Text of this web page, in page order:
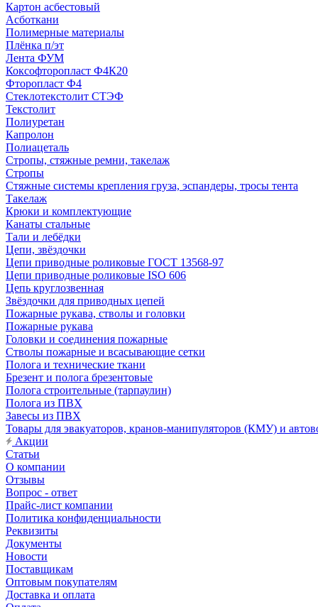
Картон асбестовый
Асботкани
Полимерные материалы
Плёнка п/эт
Лента ФУМ
Коксофторопласт Ф4К20
Фторопласт Ф4
Стеклотекстолит СТЭФ
Текстолит
Полиуретан
Капролон
Полиацеталь
Стропы, стяжные ремни, такелаж
Стропы
Стяжные системы крепления груза, эспандеры, тросы тента
Такелаж
Крюки и комплектующие
Канаты стальные
Тали и лебёдки
Цепи, звёздочки
Цепи приводные роликовые ГОСТ 13568-97
Цепи приводные роликовые ISO 606
Цепь круглозвенная
Звёздочки для приводных цепей
Пожарные рукава, стволы и головки
Пожарные рукава
Головки и соединения пожарные
Стволы пожарные и всасывающие сетки
Полога и технические ткани
Брезент и полога брезентовые
Полога строительные (тарпаулин)
Полога из ПВХ
Завесы из ПВХ
Товары для эвакуаторов, кранов-манипуляторов (КМУ) и
Акции
Статьи
О компании
Отзывы
Вопрос - ответ
Прайс-лист компании
Политика конфиденциальности
Реквизиты
Документы
Новости
Поставщикам
Оптовым покупателям
Доставка и оплата